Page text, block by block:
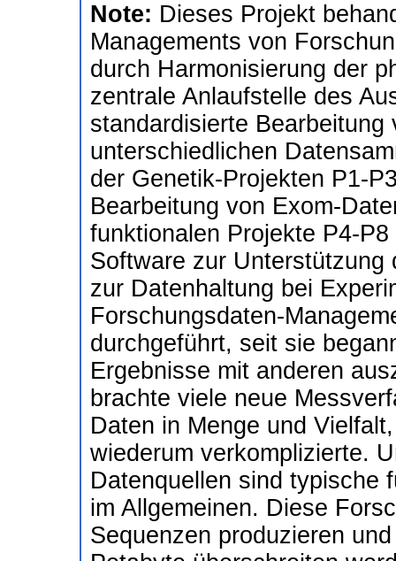
Note: Dieses Projekt
Managements von
durch Harmonisierung der
zentrale Anlaufstelle des
standardisierte
unterschiedlichen
der Genetik-Projekten P1-
Bearbeitung von Exom-
funktionalen Projekte P4-
Software zur Unterstützung
zur Datenhaltung bei
Forschungsdaten-
durchgeführt, seit sie
Ergebnisse mit anderen
brachte viele neue
Daten in Menge und
wiederum verkomplizierte.
Datenquellen sind typische
im Allgemeinen. Diese
Sequenzen produzieren